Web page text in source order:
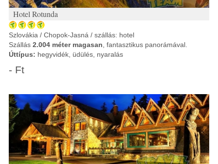
Hotel Rotunda
Szlovákia / Chopok-Jasná / szállás: hotel
Szállás 2.004 méter magasan , fantasztikus panorámával.
Úttípus: hegyvidék, üdülés, nyaralás
- Ft